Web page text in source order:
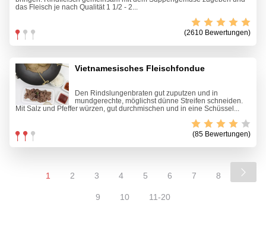
das Fleisch je nach Qualität 1 1/2 - 2...
(2610 Bewertungen)
Vietnamesisches Fleischfondue
Den Rindslungenbraten gut zuputzen und in
mundgerechte, möglichst dünne Streifen schneiden.
Mit Salz und Pfeffer würzen, gut durchmischen und in eine Schüssel...
(85 Bewertungen)
1 2 3 4 5 6 7 8
9 10 11-20